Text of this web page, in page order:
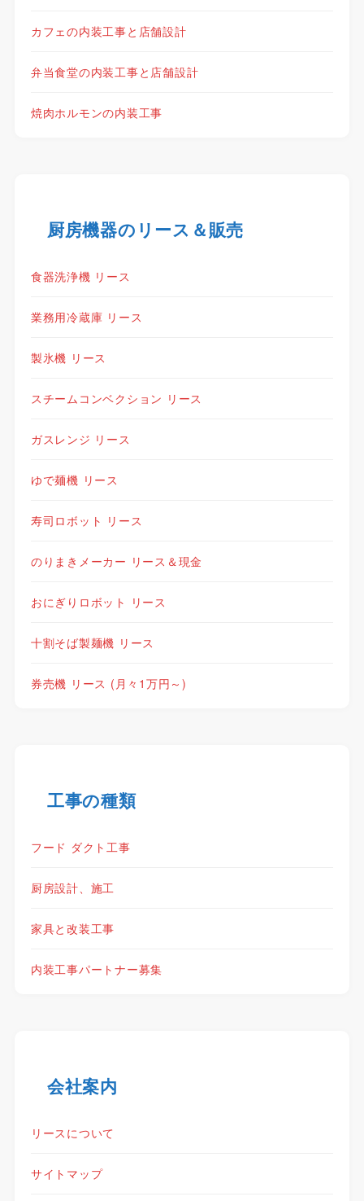
カフェの内装工事と店舗設計
弁当食堂の内装工事と店舗設計
焼肉ホルモンの内装工事
厨房機器のリース＆販売
食器洗浄機 リース
業務用冷蔵庫 リース
製氷機 リース
スチームコンベクション リース
ガスレンジ リース
ゆで麺機 リース
寿司ロボット リース
のりまきメーカー リース＆現金
おにぎりロボット リース
十割そば製麺機 リース
券売機 リース (月々1万円～)
工事の種類
フード ダクト工事
厨房設計、施工
家具と改装工事
内装工事パートナー募集
会社案内
リースについて
サイトマップ